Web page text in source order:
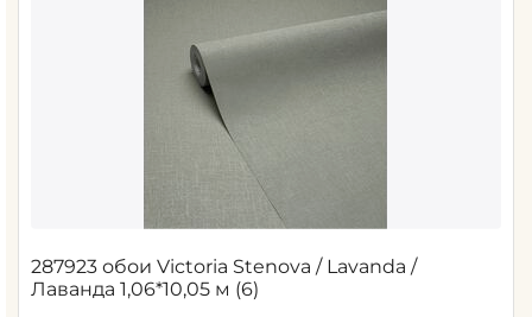
287923 обои Victoria Stenova / Lavanda /
Лаванда 1,06*10,05 м (6)